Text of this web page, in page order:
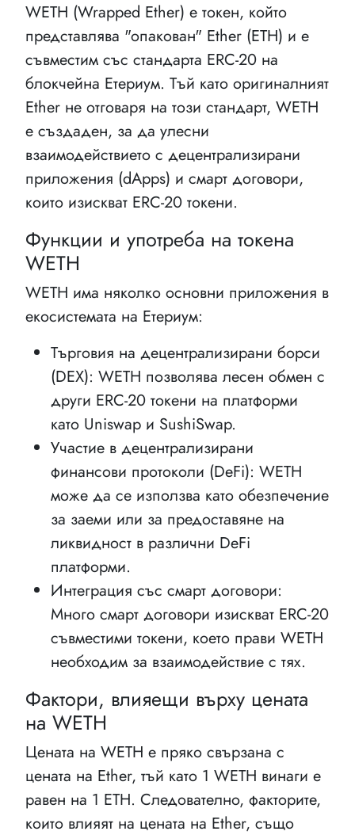
WETH (Wrapped Ether) е токен, който
представлява "опакован" Ether (ETH) и е
съвместим със стандарта ERC-20 на
блокчейна Етериум. Тъй като оригиналният
Ether не отговаря на този стандарт, WETH
е създаден, за да улесни
взаимодействието с децентрализирани
приложения (dApps) и смарт договори,
които изискват ERC-20 токени.
Функции и употреба на токена
WETH
WETH има няколко основни приложения в
екосистемата на Етериум:
Търговия на децентрализирани борси
(DEX): WETH позволява лесен обмен с
други ERC-20 токени на платформи
като Uniswap и SushiSwap.
Участие в децентрализирани
финансови протоколи (DeFi): WETH
може да се използва като обезпечение
за заеми или за предоставяне на
ликвидност в различни DeFi
платформи.
Интеграция със смарт договори:
Много смарт договори изискват ERC-20
съвместими токени, което прави WETH
необходим за взаимодействие с тях.
Фактори, влияещи върху цената
на WETH
Цената на WETH е пряко свързана с
цената на Ether, тъй като 1 WETH винаги е
равен на 1 ETH. Следователно, факторите,
които влияят на цената на Ether, също